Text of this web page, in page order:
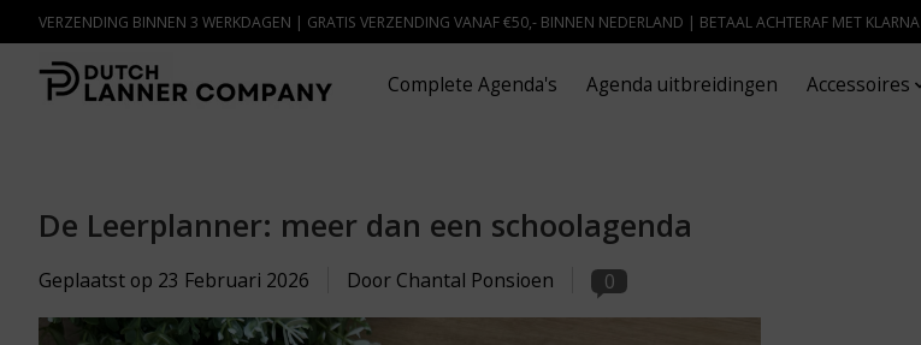
VERZENDING BINNEN 3 WERKDAGEN | GRATIS VERZENDING VANAF €50,- BINNEN NEDERLAND | BETAAL ACHTERAF MET KLARNA
Complete Agenda's Agenda uitbreidingen Accessoires
De Leerplanner: meer dan een schoolagenda
Geplaatst op 23 Februari 2026 Door Chantal Ponsioen 0